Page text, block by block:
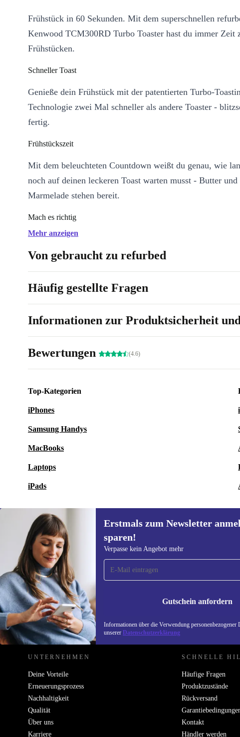
Frühstück in 60 Sekunden. Mit dem superschnellen
Kenwood TCM300RD Turbo Toaster hast du immer Zeit
Frühstücken.
Schneller Toast
Genieße dein Frühstück mit der patentierten Turbo-
Technologie zwei Mal schneller als andere Toaster -
fertig.
Frühstückszeit
Mit dem beleuchteten Countdown weißt du genau, wie
noch auf deinen leckeren Toast warten musst - Butter und
Marmelade stehen bereit.
Mach es richtig
Mach keine Kompromisse bei deinem Toast. Mit den
Bräunungsstufen kannst du dein Frühstückserlebnis
gestalten, egal ob du es kaum gebräunt oder eher
magst.
Vielseitigkeit des Toasters
Dank der verschiedenen Einstellungen kannst du dein
Dieser platzsparende 2-Schlitz-Toaster macht auf jeder
herausnehmbaren Bröselschublade sofort wieder alles
Mehr anzeigen
Von gebraucht zu refurbed
Häufig gestellte Fragen
Informationen zur Produktsicherheit
Bewertungen (4.6)
Top-Kategorien
iPhones
Samsung Handys
MacBooks
Laptops
iPads
Erstmals zum Newsletter
sparen!
Verpasse kein Angebot mehr
Gutschein anfordern
Informationen über die Verwendung personenbezogener
unserer Datenschutzerklärung
Erstmals zum Newsletter
anmelden, 15 € sparen!
Verpasse kein Angebot mehr.
Informationen
REFURBED DEUTSCHLAND - RETHINK NEW.
UNTERNEHMEN
Deine Vorteile
Erneuerungsprozess
Nachhaltigkeit
Qualität
Über uns
Karriere
SCHNELLE
Häufige Fragen
Produktzustände
Rückversand
Kontakt
Händler werden